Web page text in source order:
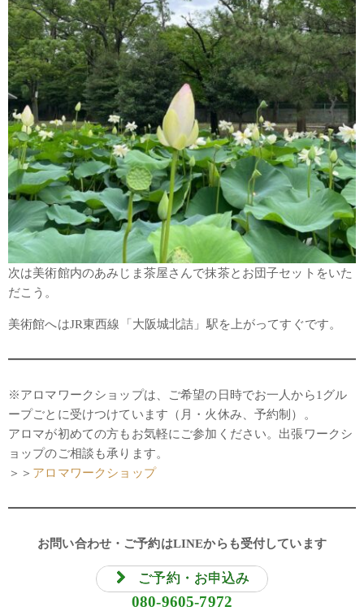
次は美術館内のあみじま茶屋さんで抹茶とお団子セットをいた
だこう。
美術館へはJR東西線「大阪城北詰」駅を上がってすぐです。
※アロマワークショップは、ご希望の日時でお一人から1グル
ープごとに受けつけています（月・火休み、予約制）。
アロマが初めての方もお気軽にご参加ください。出張ワークシ
ョップのご相談も承ります。
＞＞ アロマワークショップ
お問い合わせ・ご予約はLINEからも受付しています
ご予約・お申込み
080-9605-7972